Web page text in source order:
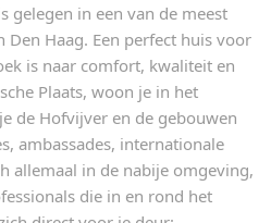
gelegen in een van de meest
Haag. Een perfect huis voor
is naar comfort, kwaliteit en
Plaats, woon je in het
de Hofvijver en de gebouwen
ambassades, internationale
allemaal in de nabije omgeving,
die in en rond het